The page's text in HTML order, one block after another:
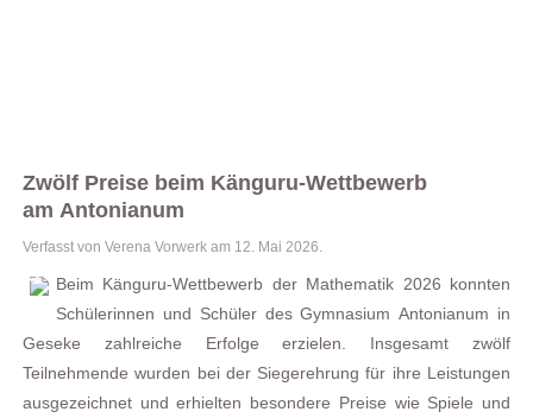
Zwölf Preise beim Känguru-Wettbewerb
am Antonianum
Verfasst von Verena Vorwerk am 12. Mai 2026.
Beim Känguru-Wettbewerb der Mathematik 2026 konnten
Schülerinnen und Schüler des Gymnasium Antonianum in
Geseke zahlreiche Erfolge erzielen. Insgesamt zwölf
Teilnehmende wurden bei der Siegerehrung für ihre Leistungen
ausgezeichnet und erhielten besondere Preise wie Spiele und